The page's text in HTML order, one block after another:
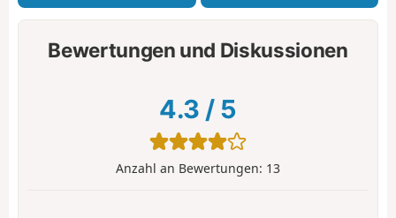
Bewertungen und Diskussionen
4.3 / 5
Anzahl an Bewertungen: 13